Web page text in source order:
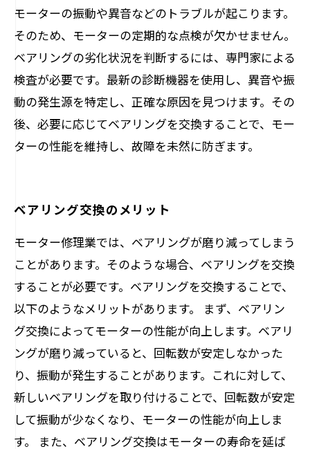
モーターの振動や異音などのトラブルが起こります。
そのため、モーターの定期的な点検が欠かせません。
ベアリングの劣化状況を判断するには、専門家による
検査が必要です。最新の診断機器を使用し、異音や振
動の発生源を特定し、正確な原因を見つけます。その
後、必要に応じてベアリングを交換することで、モー
ターの性能を維持し、故障を未然に防ぎます。
ベアリング交換のメリット
モーター修理業では、ベアリングが磨り減ってしまう
ことがあります。そのような場合、ベアリングを交換
することが必要です。ベアリングを交換することで、
以下のようなメリットがあります。 まず、ベアリン
グ交換によってモーターの性能が向上します。ベアリ
ングが磨り減っていると、回転数が安定しなかった
り、振動が発生することがあります。これに対して、
新しいベアリングを取り付けることで、回転数が安定
して振動が少なくなり、モーターの性能が向上しま
す。 また、ベアリング交換はモーターの寿命を延ば